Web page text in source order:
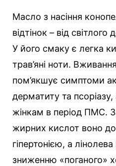
Масло з насіння
відтінок – від
У його смаку є легка
трав’яні ноти.
пом’якшує симптоми
дерматиту та
жінкам в період ПМС.
жирних кислот воно
гіпертонією, а
зниженню «поганого»